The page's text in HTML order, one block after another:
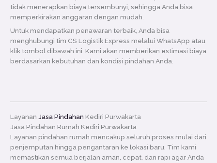
tidak menerapkan biaya tersembunyi, sehingga Anda bisa
memperkirakan anggaran dengan mudah.
Untuk mendapatkan penawaran terbaik, Anda bisa
menghubungi tim CS Logistik Express melalui WhatsApp atau
klik tombol dibawah ini. Kami akan memberikan estimasi biaya
berdasarkan kebutuhan dan kondisi pindahan Anda.
LayananJasa Pindahan Kediri Purwakarta
Jasa Pindahan Rumah Kediri Purwakarta
Layanan pindahan rumah mencakup seluruh proses mulai dari
penjemputan hingga pengantaran ke lokasi baru. Tim kami
memastikan semua berjalan aman, cepat, dan rapi agar Anda